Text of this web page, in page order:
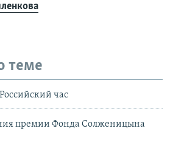
теме
час
премии Фонда Солженицына